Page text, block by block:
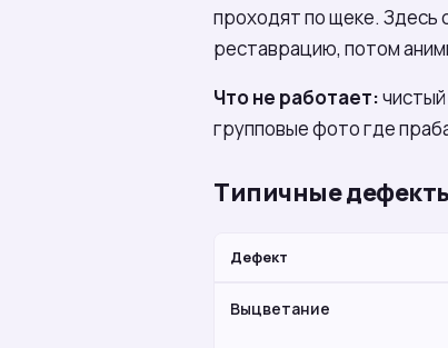
проходят по щеке. Здесь
реставрацию, потом
Что не работает:
групповые фото где
Типичные
Дефект
Выцветание